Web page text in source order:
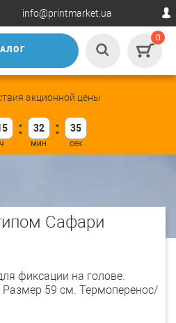
info@printmarket.ua
0
акционной цены
32 34
Сафари
фиксации на голове.
Размер 59 см. Термоперенос/